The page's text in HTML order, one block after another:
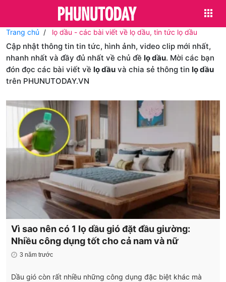
Trang chủ lọ dầu - các bài viết về lọ dầu, tin tức lọ dầu
Cập nhật thông tin tin tức, hình ảnh, video clip mới nhất,
nhanh nhất và đầy đủ nhất về chủ đề lọ dầu. Mời các bạn
đón đọc các bài viết về lọ dầu và chia sẻ thông tin lọ dầu
trên PHUNUTODAY.VN
Vì sao nên có 1 lọ dầu gió đặt đầu giường:
Nhiều công dụng tốt cho cả nam và nữ
3 năm trước
Dầu gió còn rất nhiều những công dụng đặc biệt khác mà